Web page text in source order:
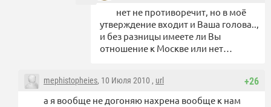
нет не противоречит, но в моё
утверждение входит и Ваша голова..,
и без разницы имеете ли Вы
отношение к Москве или нет…
+26
mephistopheies, 10 Июля 2010 , url
а я вообще не догоняю нахрена вообще к нам